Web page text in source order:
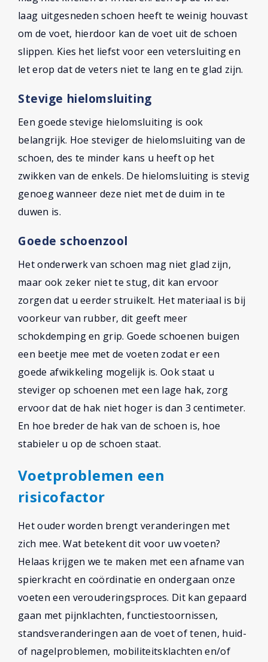
laag uitgesneden schoen heeft te weinig houvast
om de voet, hierdoor kan de voet uit de schoen
slippen. Kies het liefst voor een vetersluiting en
let erop dat de veters niet te lang en te glad zijn.
Stevige hielomsluiting
Een goede stevige hielomsluiting is ook
belangrijk. Hoe steviger de hielomsluiting van de
schoen, des te minder kans u heeft op het
zwikken van de enkels. De hielomsluiting is stevig
genoeg wanneer deze niet met de duim in te
duwen is.
Goede schoenzool
Het onderwerk van schoen mag niet glad zijn,
maar ook zeker niet te stug, dit kan ervoor
zorgen dat u eerder struikelt. Het materiaal is bij
voorkeur van rubber, dit geeft meer
schokdemping en grip. Goede schoenen buigen
een beetje mee met de voeten zodat er een
goede afwikkeling mogelijk is. Ook staat u
steviger op schoenen met een lage hak, zorg
ervoor dat de hak niet hoger is dan 3 centimeter.
En hoe breder de hak van de schoen is, hoe
stabieler u op de schoen staat.
Voetproblemen een
risicofactor
Het ouder worden brengt veranderingen met
zich mee. Wat betekent dit voor uw voeten?
Helaas krijgen we te maken met een afname van
spierkracht en coördinatie en ondergaan onze
voeten een verouderingsproces. Dit kan gepaard
gaan met pijnklachten, functiestoornissen,
standsveranderingen aan de voet of tenen, huid-
of nagelproblemen, mobiliteitsklachten en/of